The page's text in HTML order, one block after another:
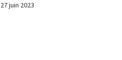
27 juin 2023